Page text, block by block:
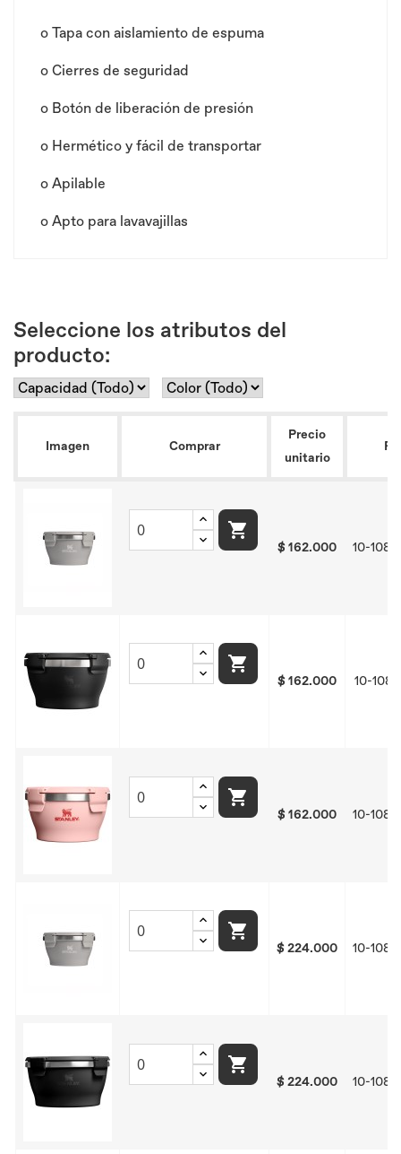
o Tapa con aislamiento de espuma
o Cierres de seguridad
o Botón de liberación de presión
o Hermético y fácil de transportar
o Apilable
o Apto para lavavajillas
Seleccione los atributos del
producto:
Imagen Comprar
Precio
unitario

$ 162.000 10-

$ 162.000 10-

$ 162.000 10-

$ 224.000 10-

$ 224.000 10-